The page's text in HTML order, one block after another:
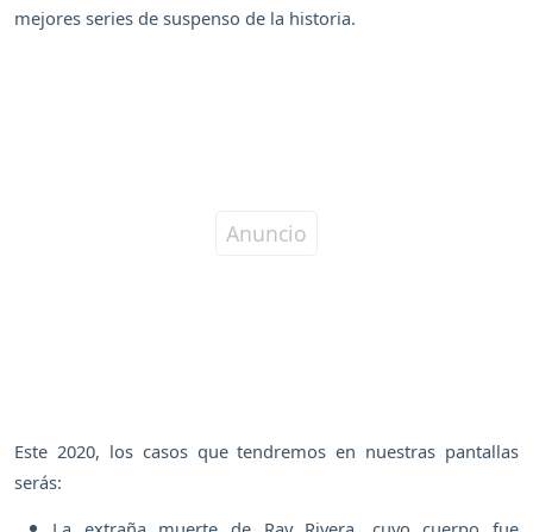
mejores series de suspenso de la historia.
Este 2020, los casos que tendremos en nuestras pantallas
serás: